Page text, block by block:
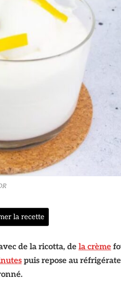
la recette
de la ricotta, dela crème
puis repose au